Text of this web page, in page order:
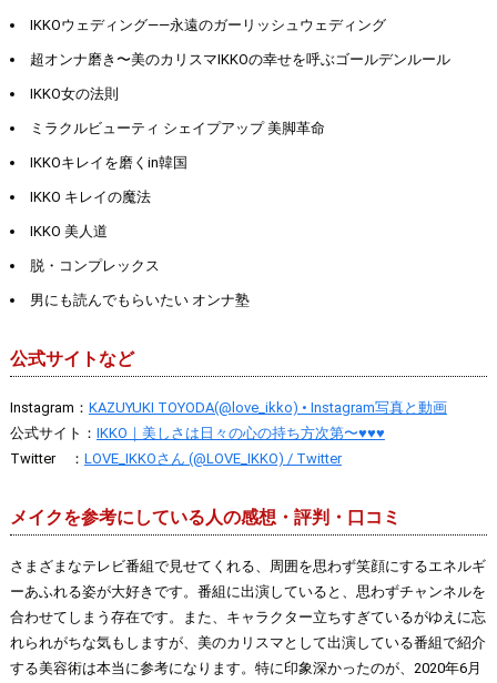
IKKOウェディング――永遠のガーリッシュウェディング
超オンナ磨き〜美のカリスマIKKOの幸せを呼ぶゴールデンルール
IKKO女の法則
ミラクルビューティ シェイプアップ 美脚革命
IKKOキレイを磨くin韓国
IKKO キレイの魔法
IKKO 美人道
脱・コンプレックス
男にも読んでもらいたい オンナ塾
公式サイトなど
Instagram： KAZUYUKI TOYODA(@love_ikko) • Instagram写真と動画
公式サイト： IKKO｜美しさは日々の心の持ち方次第〜♥♥♥
Twitter ： LOVE_IKKOさん (@LOVE_IKKO) / Twitter
メイクを参考にしている人の感想・評判・口コミ
さまざまなテレビ番組で見せてくれる、周囲を思わず笑顔にするエネルギ
ーあふれる姿が大好きです。番組に出演していると、思わずチャンネルを
合わせてしまう存在です。また、キャラクター立ちすぎているがゆえに忘
れられがちな気もしますが、美のカリスマとして出演している番組で紹介
する美容術は本当に参考になります。特に印象深かったのが、2020年6月